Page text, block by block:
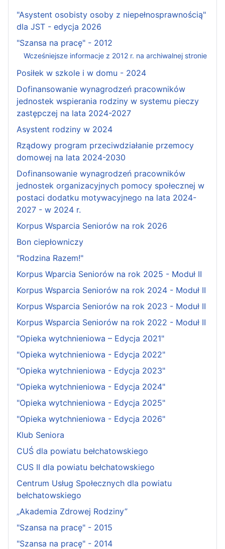
"Asystent osobisty osoby z niepełnosprawnością"
dla JST - edycja 2026
"Szansa na pracę" - 2012
Wcześniejsze informacje z 2012 r. na archiwalnej stronie
Posiłek w szkole i w domu - 2024
Dofinansowanie wynagrodzeń pracowników
jednostek wspierania rodziny w systemu pieczy
zastępczej na lata 2024-2027
Asystent rodziny w 2024
Rządowy program przeciwdziałanie przemocy
domowej na lata 2024-2030
Dofinansowanie wynagrodzeń pracowników
jednostek organizacyjnych pomocy społecznej w
postaci dodatku motywacyjnego na lata 2024-
2027 - w 2024 r.
Korpus Wsparcia Seniorów na rok 2026
Bon ciepłowniczy
"Rodzina Razem!"
Korpus Wparcia Seniorów na rok 2025 - Moduł II
Korpus Wsparcia Seniorów na rok 2024 - Moduł II
Korpus Wsparcia Seniorów na rok 2023 - Moduł II
Korpus Wsparcia Seniorów na rok 2022 - Moduł II
"Opieka wytchnieniowa – Edycja 2021"
"Opieka wytchnieniowa - Edycja 2022"
"Opieka wytchnieniowa - Edycja 2023"
"Opieka wytchnieniowa - Edycja 2024"
"Opieka wytchnieniowa - Edycja 2025"
"Opieka wytchnieniowa - Edycja 2026"
Klub Seniora
CUŚ dla powiatu bełchatowskiego
CUS II dla powiatu bełchatowskiego
Centrum Usług Społecznych dla powiatu
bełchatowskiego
„Akademia Zdrowej Rodziny”
"Szansa na pracę" - 2015
"Szansa na pracę" - 2014